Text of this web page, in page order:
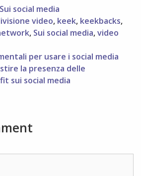
Sui social media
video, keek, keekbacks,
, Sui social media,video
per usare i social media
la presenza delle
sui social media